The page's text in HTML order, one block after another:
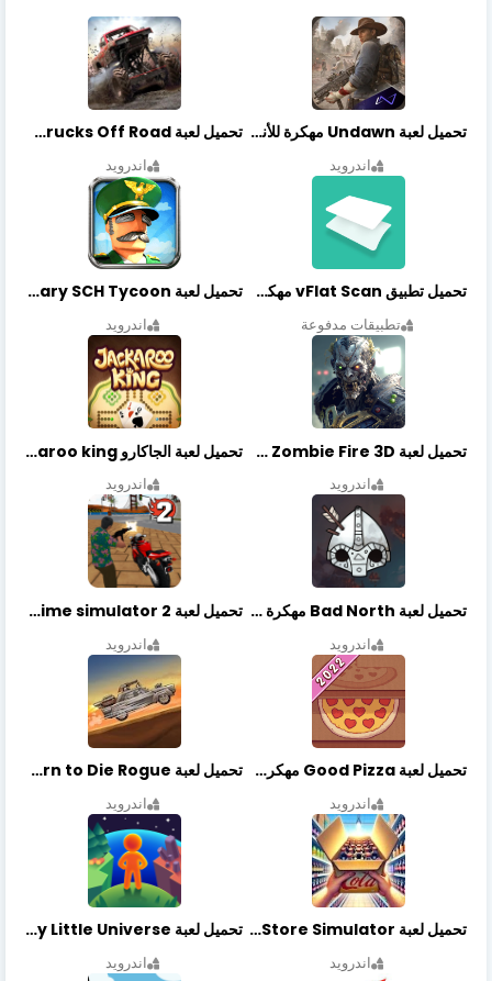
تحميل لعبة Undawn مهكرة للأندرويد أخر إصدار | تحميل مباشر + موارد غير محدودة
اندرويد
تحميل لعبة Trucks Off Road مهكرة اخر اصدار
اندرويد
تحميل تطبيق vFlat Scan مهكر آخر إصدار
تطبيقات مدفوعة
تحميل لعبة Idle Military SCH Tycoon مهكرة آخر إصدار
اندرويد
تحميل لعبة Zombie Fire 3D مهكرة آخر إصدار
اندرويد
تحميل لعبة الجاكارو jackaroo king آخر إصدار
اندرويد
تحميل لعبة Bad North مهكرة آخر إصدار
اندرويد
تحميل لعبة Vegas crime simulator 2 مهكرة اخر اصدار
اندرويد
تحميل لعبة Good Pizza مهكرة اخر اصدار
اندرويد
تحميل لعبة Earn to Die Rogue مهكرة اخر اصدار
اندرويد
تحميل لعبة Retail Store Simulator مهكرة اخر اصدار
اندرويد
تحميل لعبة My Little Universe مهكرة أخر إصدار
اندرويد